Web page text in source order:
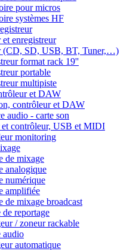
pour micros
systèmes HF
enregistreur
(CD, SD, USB, BT, Tuner,…)
format rack 19''
portable
multipiste
et DAW
contrôleur et DAW
audio - carte son
contrôleur, USB et MIDI
monitoring
de mixage
analogique
numérique
amplifiée
de mixage broadcast
reportage
/ zoneur rackable
audio
automatique